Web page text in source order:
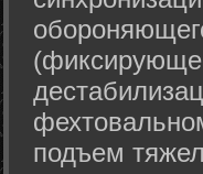
подъем